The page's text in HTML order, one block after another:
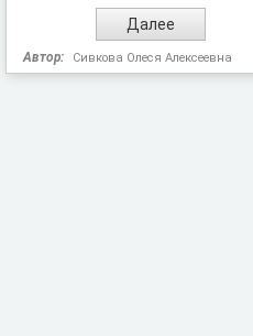
Автор: Сивкова Олеся Алексеевна